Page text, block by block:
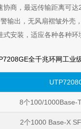
协商，最远传输距离可达
输出，无风扇褶皱外壳
安装，适应各种各种环
8个100/1000Base-
2个1000 Base-X